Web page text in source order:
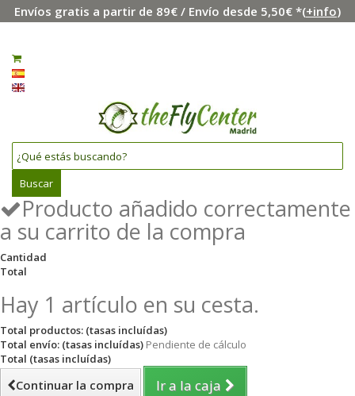
Envíos gratis a partir de 89€ / Envío desde 5,50€ *(+info)
Buscar
Producto añadido correctamente
a su carrito de la compra
Cantidad
Total
Hay 1 artículo en su cesta.
Total productos: (tasas incluídas)
Total envío: (tasas incluídas) Pendiente de cálculo
Total (tasas incluídas)
Continuar la compra Ir a la caja